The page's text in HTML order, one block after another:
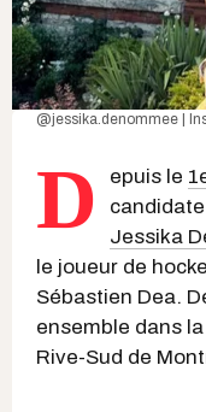
@jessika.denommee |
D epuis le
Jessika
le joueur de
Sébastien Dea.
ensemble dans
Rive-Sud de